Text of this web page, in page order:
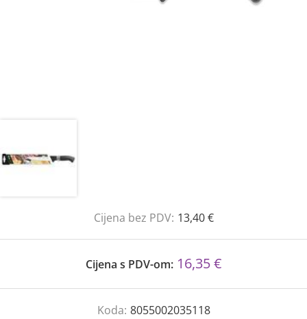
Cijena bez PDV: 13,40 €
Cijena s PDV-om: 16,35 €
Koda: 8055002035118